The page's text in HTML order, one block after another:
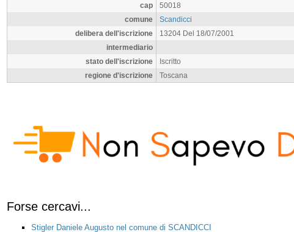
cap
50018
comune
Scandicci
delibera dell'iscrizione
13204 Del 18/07/2001
intermediario
stato dell'iscrizione
Iscritto
regione d'iscrizione
Toscana
Forse cercavi...
Stigler Daniele Augusto nel comune di SCANDICCI